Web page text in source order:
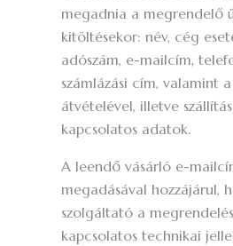
megadnia a megrendelő
kitöltésekor: név, cég
adószám, e-mailcím,
számlázási cím, valamint
átvételével, illetve
kapcsolatos adatok.
A leendő vásárló e-
megadásával hozzájárul,
szolgáltató a
kapcsolatos technikai